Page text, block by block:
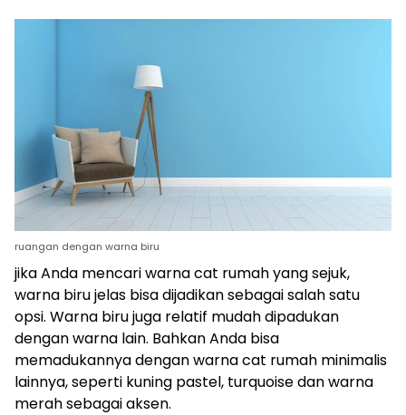
ruangan dengan warna biru
jika Anda mencari warna cat rumah yang sejuk,
warna biru jelas bisa dijadikan sebagai salah satu
opsi. Warna biru juga relatif mudah dipadukan
dengan warna lain. Bahkan Anda bisa
memadukannya dengan warna cat rumah minimalis
lainnya, seperti kuning pastel, turquoise dan warna
merah sebagai aksen.